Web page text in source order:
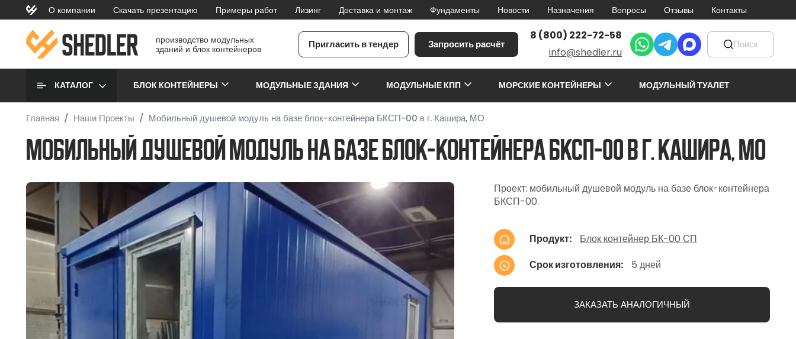
Перейти к основному содержанию
topmenu
О компании Скачать презентацию Примеры работ Лизинг Доставка и монтаж Фундаменты Новости Назначения Вопросы Отзывы Контакты
производство модульных
зданий и блок контейнеров
Пригласить в тендер Запросить расчёт
8 (800) 222-72-58
info@shedler.ru
Основная навигация
КАТАЛОГ БЛОК КОНТЕЙНЕРЫ МОДУЛЬНЫЕ ЗДАНИЯ МОДУЛЬНЫЕ КПП МОРСКИЕ КОНТЕЙНЕРЫ МОДУЛЬНЫЙ ТУАЛЕТ
Главная Наши Проекты Мобильный душевой модуль на базе блок-контейнера БКСП-00 в г. Кашира, МО
Мобильный душевой модуль на базе блок-контейнера БКСП-00 в г. Кашира, МО
Проект: мобильный душевой модуль на базе блок-контейнера
БКСП-00.
Продукт
Блок контейнер БК-00 СП
Срок изготовления
5 дней
ЗАКАЗАТЬ АНАЛОГИЧНЫЙ